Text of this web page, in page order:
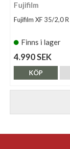
Fujifilm
Fujifilm XF 35/2,0
Finns i lager
4.990 SEK
KÖP